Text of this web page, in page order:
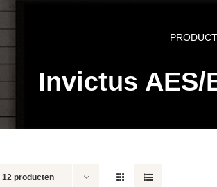
Invictus AES/
12 producten